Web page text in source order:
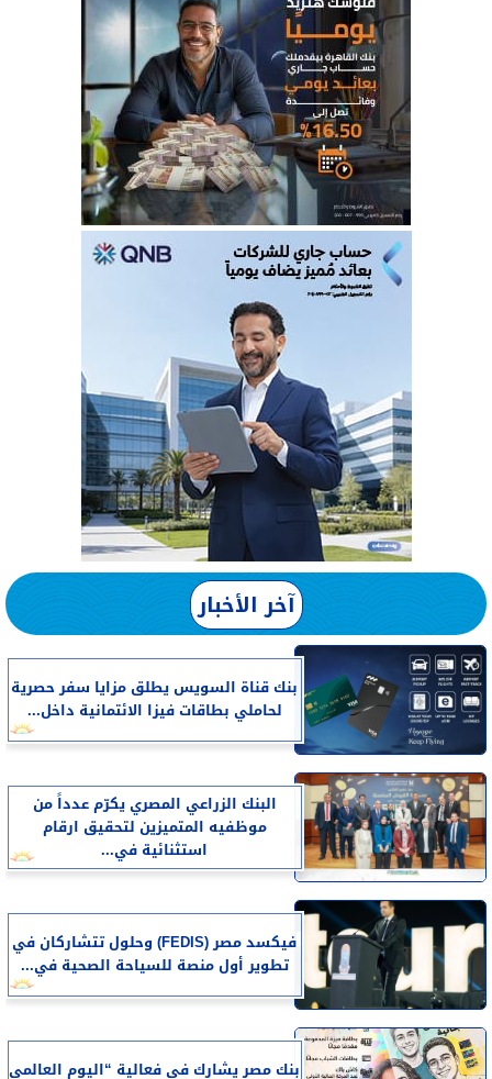
آخر الأخبار
بنك قناة السويس يطلق مزايا سفر حصرية
لحاملي بطاقات فيزا الائتمانية داخل...
البنك الزراعي المصري يكرّم عدداً من
موظفيه المتميزين لتحقيق ارقام
استثنائية في...
فيكسد مصر (FEDIS) وحلول تتشاركان في
تطوير أول منصة للسياحة الصحية في...
بنك مصر يشارك في فعالية “اليوم العالمي